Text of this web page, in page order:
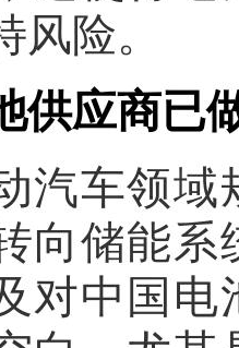
风险。
供应商已
汽车领
向储能
对中国电